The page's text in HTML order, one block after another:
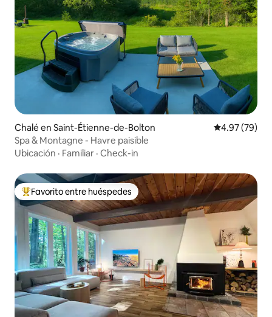
Chalé en Saint-Étienne-de-Bolton Calificación
4.97 (79)
Spa & Montagne - Havre paisible
Ubicación · Familiar · Check-in
Favorito entre huéspedes preferido
Favorito entre huéspedes